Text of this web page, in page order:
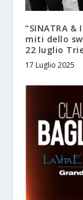
“SINATRA &
miti dello
22 luglio
17 Luglio 2025